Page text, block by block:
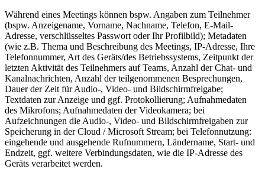
Während eines Meetings können bspw. Angaben zum Teilnehmer
(bspw. Anzeigename, Vorname, Nachname, Telefon, E-Mail-
Adresse, verschlüsseltes Passwort oder Ihr Profilbild); Metadaten
(wie z.B. Thema und Beschreibung des Meetings, IP-Adresse, Ihre
Telefonnummer, Art des Geräts/des Betriebssystems, Zeitpunkt der
letzten Aktivität des Teilnehmers auf Teams, Anzahl der Chat- und
Kanalnachrichten, Anzahl der teilgenommenen Besprechungen,
Dauer der Zeit für Audio-, Video- und Bildschirmfreigabe;
Textdaten zur Anzeige und ggf. Protokollierung; Aufnahmedaten
des Mikrofons; Aufnahmedaten der Videokamera; bei
Aufzeichnungen die Audio-, Video- und Bildschirmfreigaben zur
Speicherung in der Cloud / Microsoft Stream; bei Telefonnutzung:
eingehende und ausgehende Rufnummern, Ländername, Start- und
Endzeit, ggf. weitere Verbindungsdaten, wie die IP-Adresse des
Geräts verarbeitet werden.